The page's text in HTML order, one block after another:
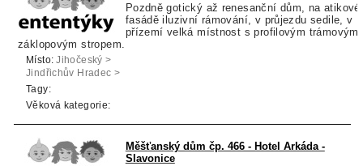
Pozdně gotický až renesanční dům, na atikové
fasádě iluzivní rámování, v průjezdu sedile, v
přízemí velká místnost s profilovým trámovým
záklopovým stropem.
Místo: Jihočeský >
Jindřichův Hradec >
Slavonice
Tagy:
Věková kategorie:
Měšťanský dům čp. 466 - Hotel Arkáda -
Slavonice